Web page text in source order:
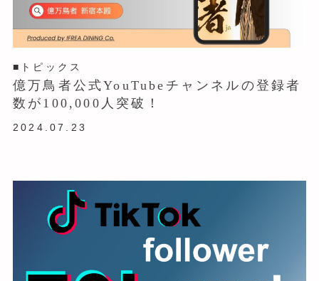
■トピックス
億万鳥者公式YouTubeチャンネルの登録者
数が100,000人突破！
2024.07.23